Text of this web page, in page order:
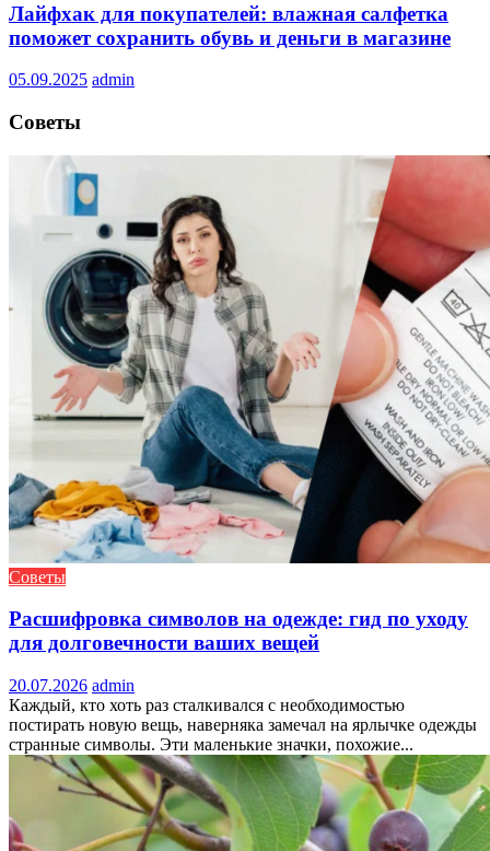
Лайфхак для покупателей: влажная салфетка
поможет сохранить обувь и деньги в магазине
05.09.2025 admin
Советы
Советы
Расшифровка символов на одежде: гид по уходу
для долговечности ваших вещей
20.07.2026 admin
Каждый, кто хоть раз сталкивался с необходимостью
постирать новую вещь, наверняка замечал на ярлычке одежды
странные символы. Эти маленькие значки, похожие...